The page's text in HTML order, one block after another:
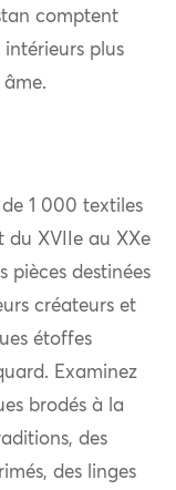
comptent
plus
1 000 textiles
du XVIIe au XXe
pièces destinées
créateurs et
étoffes
Examinez
brodés à la
des
des linges